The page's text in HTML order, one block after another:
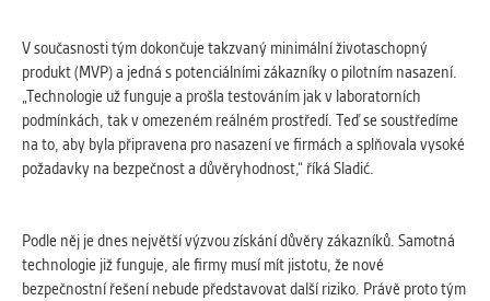
V současnosti tým dokončuje takzvaný minimální životaschopný
produkt (MVP) a jedná s potenciálními zákazníky o pilotním nasazení.
„Technologie už funguje a prošla testováním jak v laboratorních
podmínkách, tak v omezeném reálném prostředí. Teď se soustředíme
na to, aby byla připravena pro nasazení ve firmách a splňovala vysoké
požadavky na bezpečnost a důvěryhodnost,“ říká Sladić.
Podle něj je dnes největší výzvou získání důvěry zákazníků. Samotná
technologie již funguje, ale firmy musí mít jistotu, že nové
bezpečnostní řešení nebude představovat další riziko. Právě proto tým